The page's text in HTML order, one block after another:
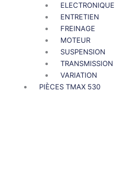
ELECTRONIQUE
ENTRETIEN
FREINAGE
MOTEUR
SUSPENSION
TRANSMISSION
VARIATION
PIÈCES TMAX 530